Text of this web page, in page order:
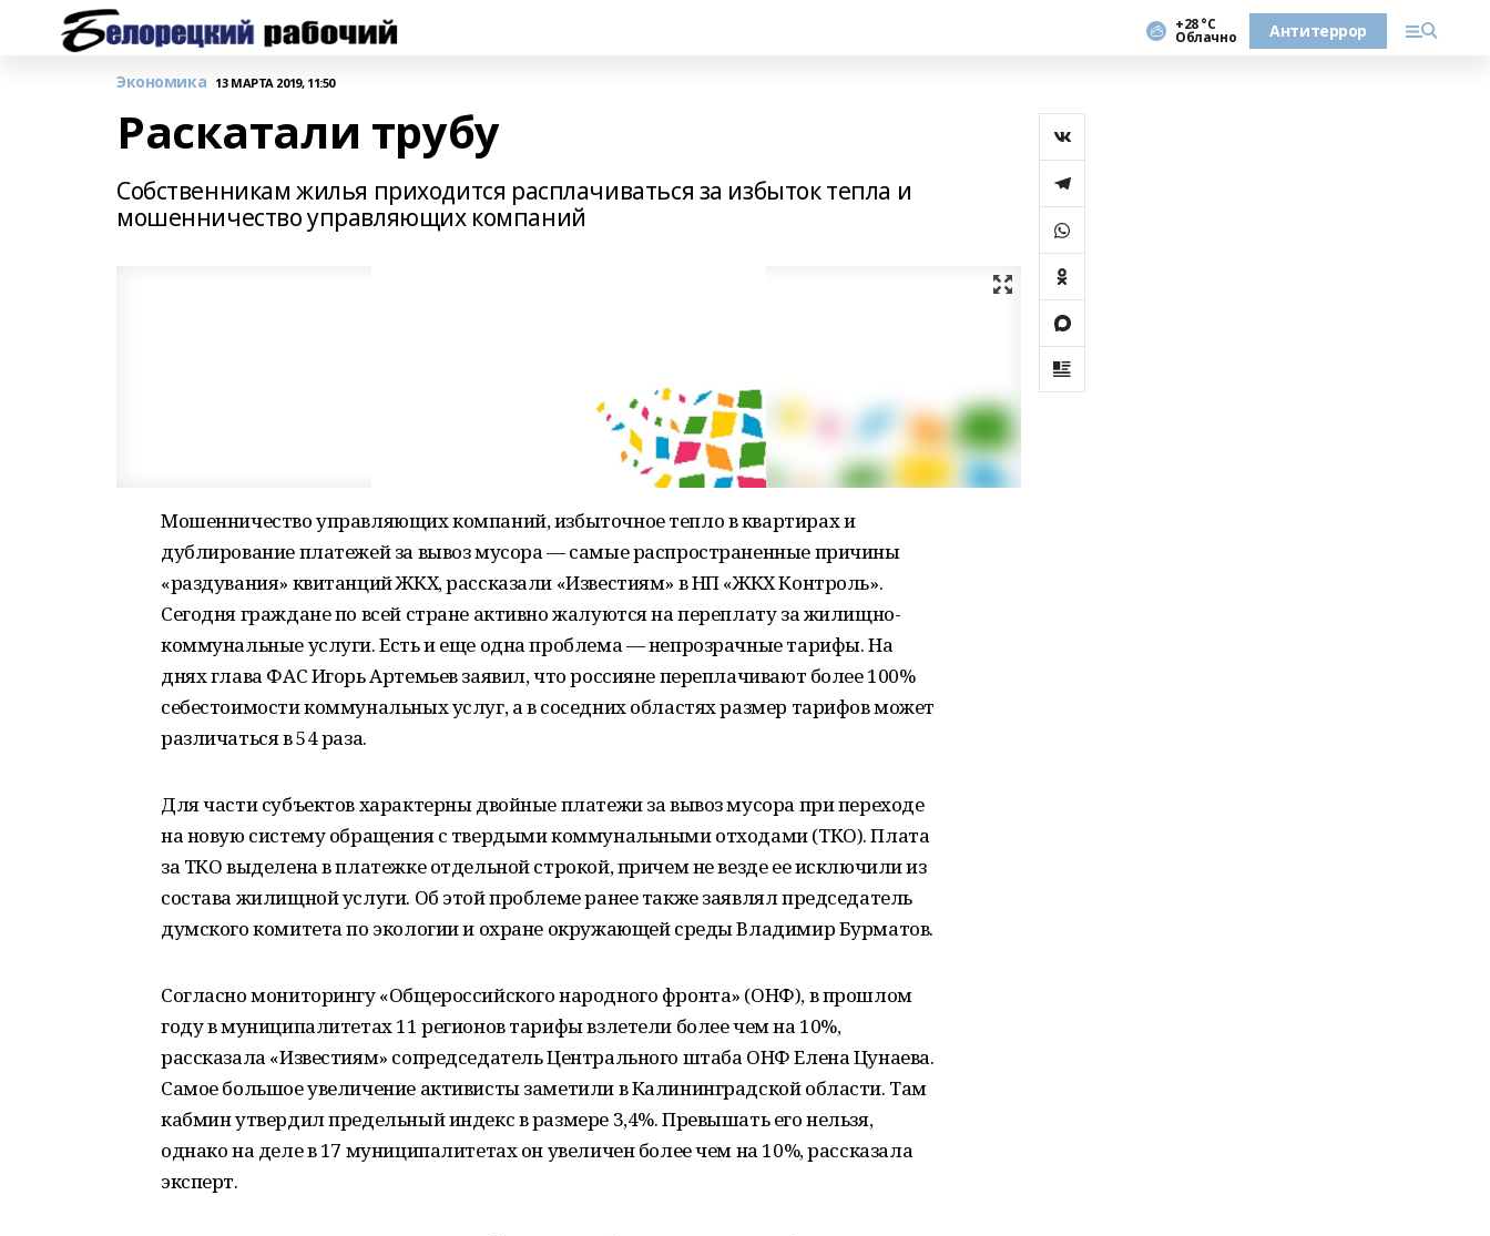
+28 °С
Облачно Антитеррор
Экономика 13 МАРТА 2019, 11:50
Раскатали трубу
Собственникам жилья приходится расплачиваться за избыток тепла и
мошенничество управляющих компаний
Мошенничество управляющих компаний, избыточное тепло в квартирах и
дублирование платежей за вывоз мусора — самые распространенные причины
«раздувания» квитанций ЖКХ, рассказали «Известиям» в НП «ЖКХ Контроль».
Сегодня граждане по всей стране активно жалуются на переплату за жилищно-
коммунальные услуги. Есть и еще одна проблема — непрозрачные тарифы. На
днях глава ФАС Игорь Артемьев заявил, что россияне переплачивают более 100%
себестоимости коммунальных услуг, а в соседних областях размер тарифов может
различаться в 54 раза.
Для части субъектов характерны двойные платежи за вывоз мусора при переходе
на новую систему обращения с твердыми коммунальными отходами (ТКО). Плата
за ТКО выделена в платежке отдельной строкой, причем не везде ее исключили из
состава жилищной услуги. Об этой проблеме ранее также заявлял председатель
думского комитета по экологии и охране окружающей среды Владимир Бурматов.
Согласно мониторингу «Общероссийского народного фронта» (ОНФ), в прошлом
году в муниципалитетах 11 регионов тарифы взлетели более чем на 10%,
рассказала «Известиям» сопредседатель Центрального штаба ОНФ Елена Цунаева.
Самое большое увеличение активисты заметили в Калининградской области. Там
кабмин утвердил предельный индекс в размере 3,4%. Превышать его нельзя,
однако на деле в 17 муниципалитетах он увеличен более чем на 10%, рассказала
эксперт.